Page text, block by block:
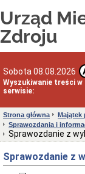
Urząd
Zdroju
Sobota 08.08.2026
Wyszukiwanie treści w
serwisie:
Dni
i
godziny
otwarcia
telefonów
Kierownictwo
Statut
i
struktura
Urzędu
Obwieszczenia
Burmistrza
Strona główna
Majątek
Sprawozdania i
Sprawozdanie z
Sprawozdanie z